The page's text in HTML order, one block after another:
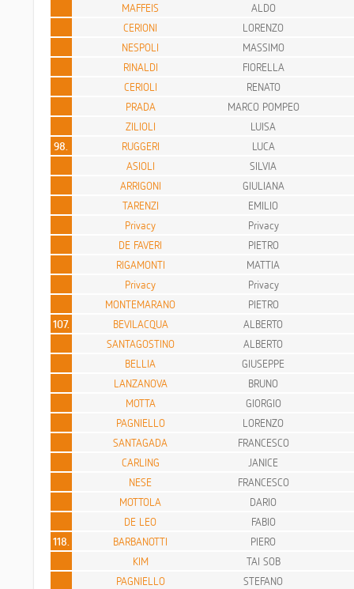
MAFFEIS
ALDO
CERIONI
LORENZO
NESPOLI
MASSIMO
RINALDI
FIORELLA
CERIOLI
RENATO
PRADA
MARCO POMPEO
ZILIOLI
LUISA
98.
RUGGERI
LUCA
ASIOLI
SILVIA
ARRIGONI
GIULIANA
TARENZI
EMILIO
Privacy
Privacy
DE FAVERI
PIETRO
RIGAMONTI
MATTIA
Privacy
Privacy
MONTEMARANO
PIETRO
107.
BEVILACQUA
ALBERTO
SANTAGOSTINO
ALBERTO
BELLIA
GIUSEPPE
LANZANOVA
BRUNO
MOTTA
GIORGIO
PAGNIELLO
LORENZO
SANTAGADA
FRANCESCO
CARLING
JANICE
NESE
FRANCESCO
MOTTOLA
DARIO
DE LEO
FABIO
118.
BARBANOTTI
PIERO
KIM
TAI SOB
PAGNIELLO
STEFANO